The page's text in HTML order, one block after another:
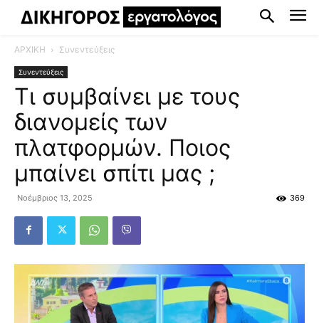
ΑΡΧΙΚΗ Συνεντεύξεις
Συνεντεύξεις
Τι συμβαίνει με τους
διανομείς των
πλατφορμών. Ποιος
μπαίνει σπίτι μας ;
Νοέμβριος 13, 2025 369